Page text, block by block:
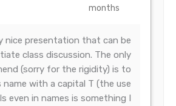
months
nice presentation that can be
class discussion. The only
(sorry for the rigidity) is to
name with a capital T (the use
even in names is something I